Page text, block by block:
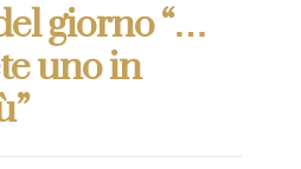
giorno “…
uno in